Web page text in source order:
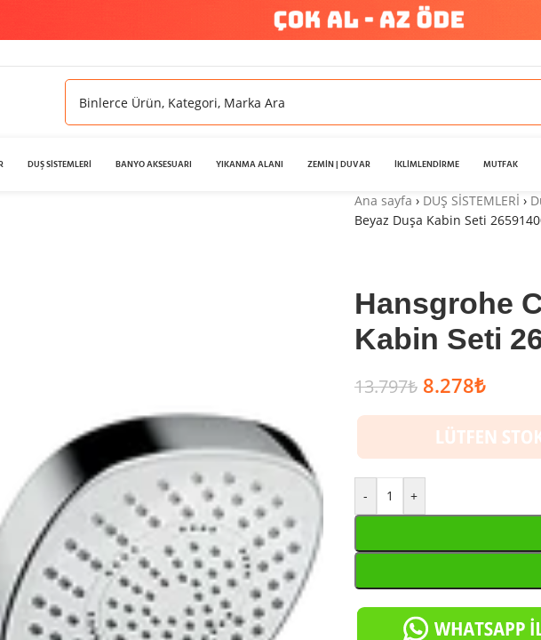
DUŞ SİSTEMLERİ BANYO AKSESUARI YIKANMA ALANI ZEMİN | DUVAR İKLİMLENDİRME MUTFAK
Ana sayfa › DUŞ SİSTEMLERİ ›
Beyaz Duşa Kabin Seti
Hansgrohe
Kabin Seti
13.797₺ 8.278₺
- +